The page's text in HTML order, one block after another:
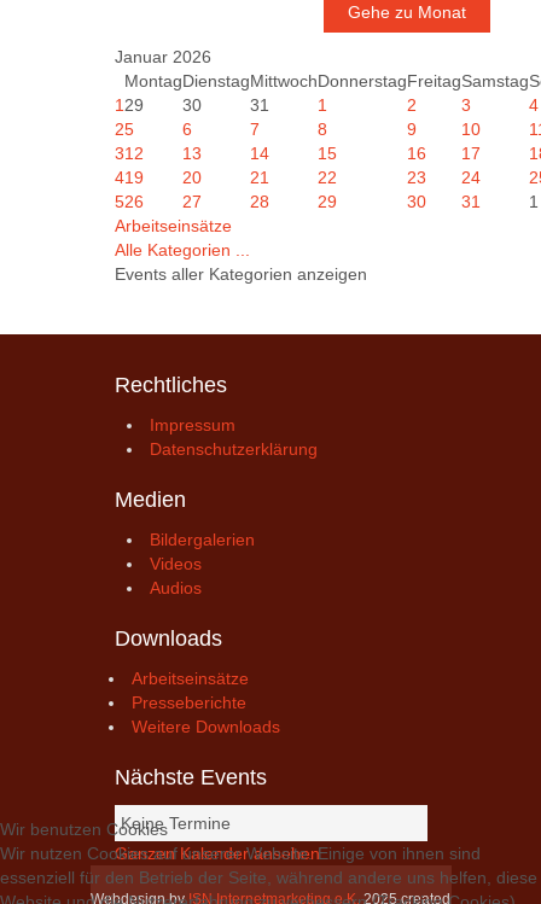
Gehe zu Monat
Januar 2026
MontagDienstagMittwochDonnerstagFreitagSamstag
1 29 30 31 1 2 3
4
25 6 7 8 9 10
312 13 14 15 16 17
419 20 21 22 23 24
526 27 28 29 30 31
1
Arbeitseinsätze
Alle Kategorien ...
Events aller Kategorien anzeigen
Rechtliches
Impressum
Datenschutzerklärung
Medien
Bildergalerien
Videos
Audios
Downloads
Arbeitseinsätze
Presseberichte
Weitere Downloads
Nächste Events
Keine Termine
Ganzen Kalender ansehen
Webdesign byISN Internetmarketing e.K.2025 created
Wir benutzen Cookies
Wir nutzen Cookies auf unserer Website. Einige von ihnen sind
essenziell für den Betrieb der Seite, während andere uns helfen, diese